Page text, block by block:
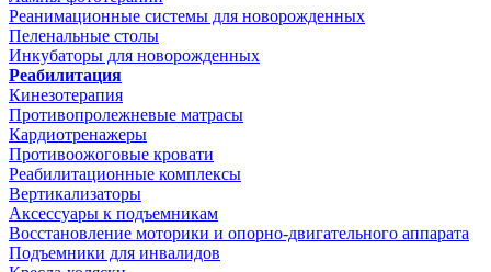
Реанимационные системы для новорожденных
Пеленальные столы
Инкубаторы для новорожденных
Реабилитация
Кинезотерапия
Противопролежневые матрасы
Кардиотренажеры
Противоожоговые кровати
Реабилитационные комплексы
Вертикализаторы
Аксессуары к подъемникам
Восстановление моторики и опорно-двигательного аппарата
Подъемники для инвалидов